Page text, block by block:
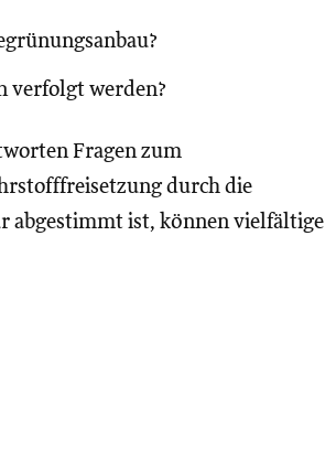
verfolgt werden?
Fragen zum
durch die
abgestimmt ist, können vielfältige